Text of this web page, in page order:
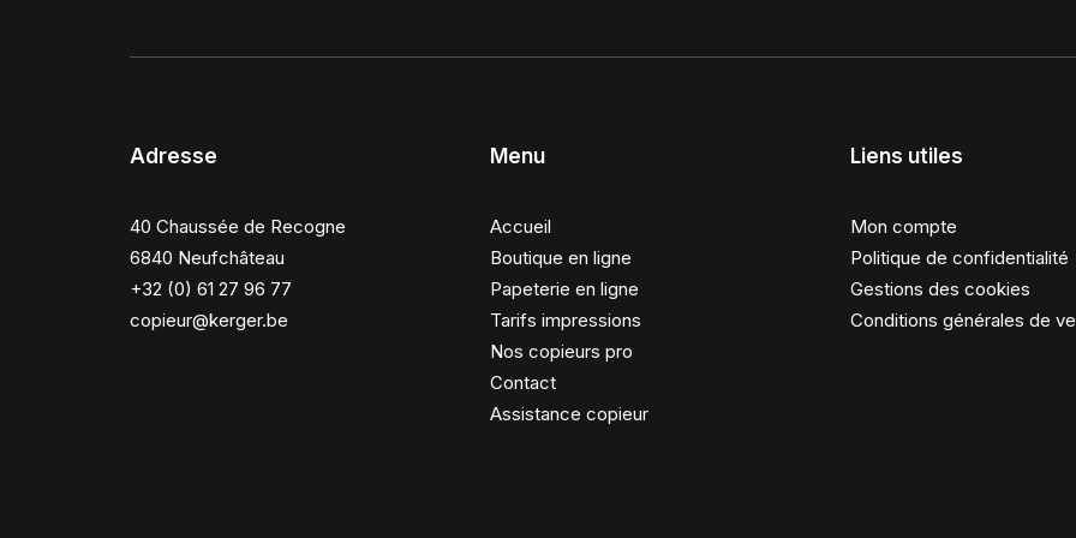
Adresse
40 Chaussée de Recogne
6840 Neufchâteau
+32 (0) 61 27 96 77
copieur@kerger.be
Menu
Accueil
Boutique en ligne
Papeterie en ligne
Tarifs impressions
Nos copieurs pro
Contact
Assistance copieur
Liens utiles
Mon compte
Politique de confidentialité
Gestions des cookies
Conditions générales de